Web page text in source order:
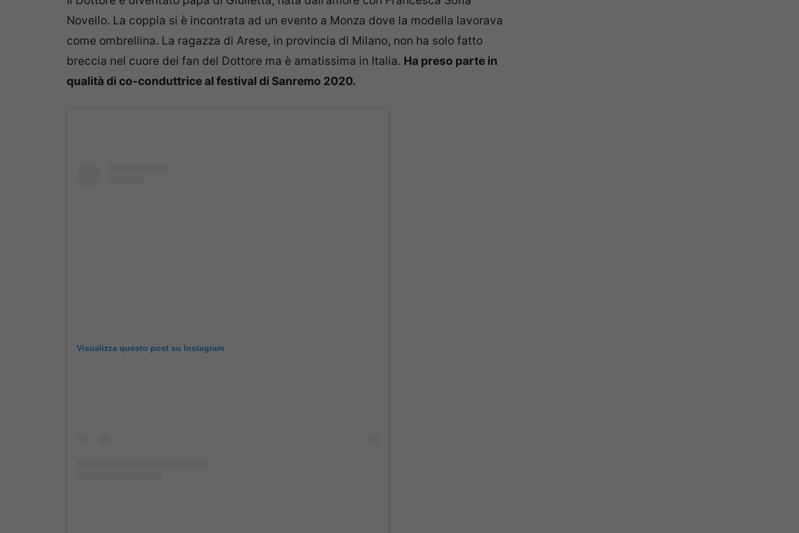
Novello. La coppia si è incontrata ad un evento a Monza dove la modella lavorava
come ombrellina. La ragazza di Arese, in provincia di Milano, non ha solo fatto
breccia nel cuore dei fan del Dottore ma è amatissima in Italia. Ha preso parte in
qualità di co-conduttrice al festival di Sanremo 2020.
Visualizza questo post su Instagram